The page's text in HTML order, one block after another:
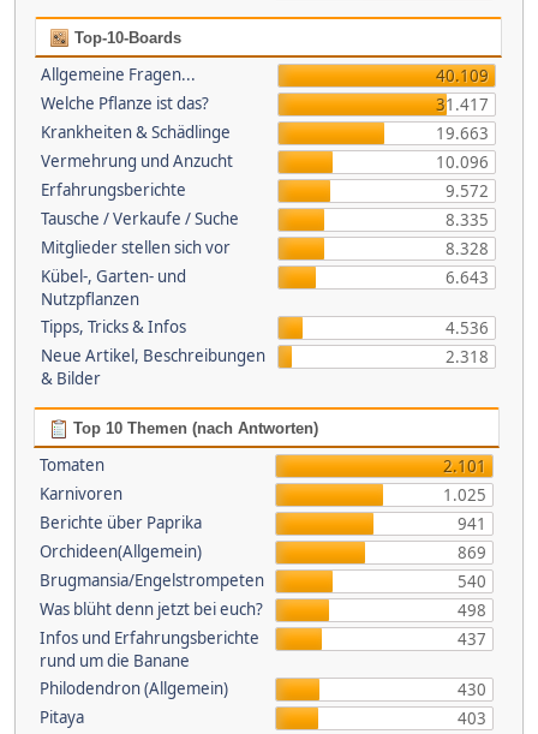
Top-10-Boards
Allgemeine Fragen...
40.109
Welche Pflanze ist das?
31.417
Krankheiten & Schädlinge
19.663
Vermehrung und Anzucht
10.096
Erfahrungsberichte
9.572
Tausche / Verkaufe / Suche
8.335
Mitglieder stellen sich vor
8.328
Kübel-, Garten- und
Nutzpflanzen
6.643
Tipps, Tricks & Infos
4.536
Neue Artikel, Beschreibungen
& Bilder
2.318
Top 10 Themen (nach Antworten)
Tomaten
2.101
Karnivoren
1.025
Berichte über Paprika
941
Orchideen(Allgemein)
869
Brugmansia/Engelstrompeten
540
Was blüht denn jetzt bei euch?
498
Infos und Erfahrungsberichte
rund um die Banane
437
Philodendron (Allgemein)
430
Pitaya
403